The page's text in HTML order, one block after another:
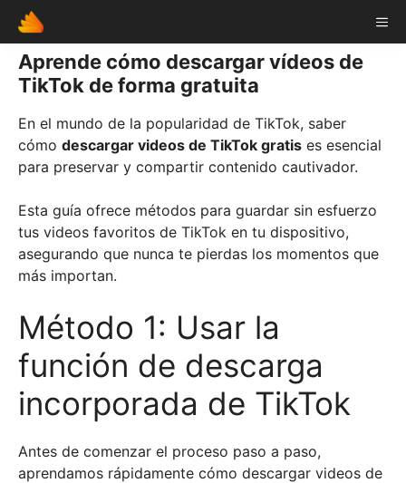
Skip
content
Aprende cómo descargar vídeos de
TikTok de forma gratuita
En el mundo de la popularidad de TikTok, saber
cómo descargar videos de TikTok gratis es esencial
para preservar y compartir contenido cautivador.
Esta guía ofrece métodos para guardar sin esfuerzo
tus videos favoritos de TikTok en tu dispositivo,
asegurando que nunca te pierdas los momentos que
más importan.
Método 1: Usar la
función de descarga
incorporada de TikTok
Antes de comenzar el proceso paso a paso,
aprendamos rápidamente cómo descargar videos de